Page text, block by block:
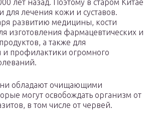
лет назад. Поэтому в старом Китае
для лечения кожи и суставов.
развитию медицины, кости
изготовления фармацевтических и
а также для
и профилактики огромного
обладают очищающими
могут освобождать организм от
в том числе от червей.